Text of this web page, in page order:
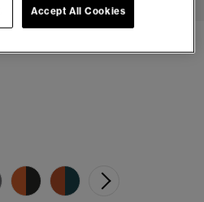
Accept All Cookies